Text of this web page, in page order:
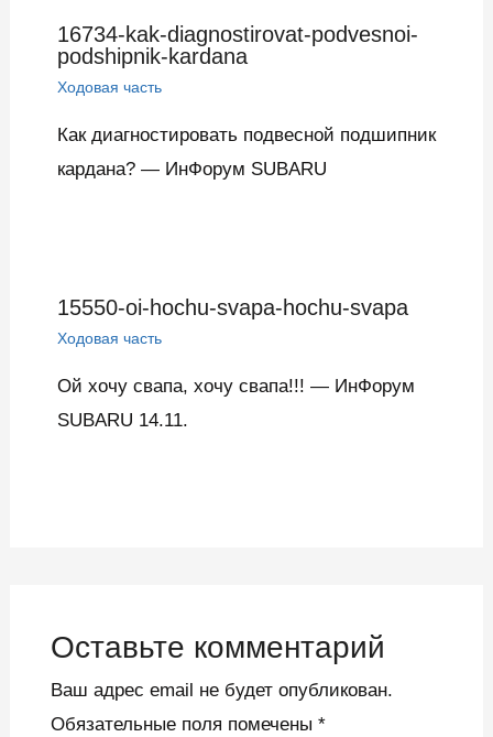
16734-kak-diagnostirovat-podvesnoi-
podshipnik-kardana
Ходовая часть
Как диагностировать подвесной подшипник
кардана? — ИнФорум SUBARU
15550-oi-hochu-svapa-hochu-svapa
Ходовая часть
Ой хочу свапа, хочу свапа!!! — ИнФорум
SUBARU 14.11.
Оставьте комментарий
Ваш адрес email не будет опубликован.
Обязательные поля помечены *